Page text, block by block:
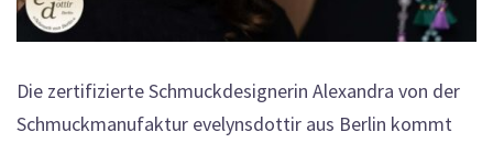
Die zertifizierte Schmuckdesignerin Alexandra von der
Schmuckmanufaktur evelynsdottir aus Berlin kommt